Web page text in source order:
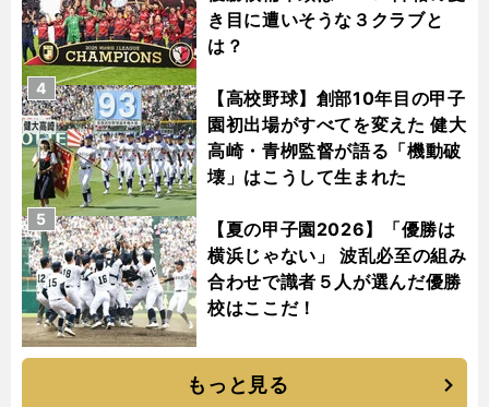
き目に遭いそうな３クラブと
は？
【高校野球】創部10年目の甲子
園初出場がすべてを変えた 健大
高崎・青栁監督が語る「機動破
壊」はこうして生まれた
4
【夏の甲子園2026】「優勝は
横浜じゃない」 波乱必至の組み
合わせで識者５人が選んだ優勝
校はここだ！
5
もっと見る